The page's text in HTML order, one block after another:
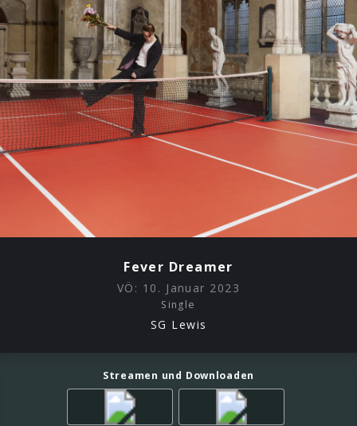
Fever Dreamer
VÖ: 10. Januar 2023
Single
SG Lewis
Streamen und Downloaden